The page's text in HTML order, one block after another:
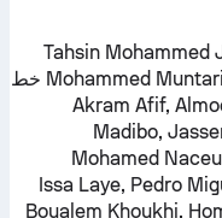
Tahsin Mohammed
Mohammed خط
Akram Afif,
Madibo,
Mohamed
Issa Laye, Pedro
Boualem Khoukhi,